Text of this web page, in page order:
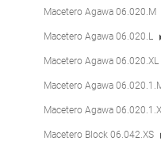
Macetero Agawa 06.020.M
Macetero Agawa 06.020.L
Macetero Agawa 06.020.XL
Macetero Agawa
Macetero Agawa
Macetero Block 06.042.XS